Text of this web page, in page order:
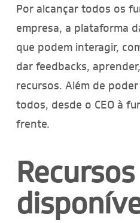
Por alcançar todos os
empresa, a plataforma
que podem interagir,
dar feedbacks,
recursos. Além de
todos, desde o CEO à
frente.
Recursos